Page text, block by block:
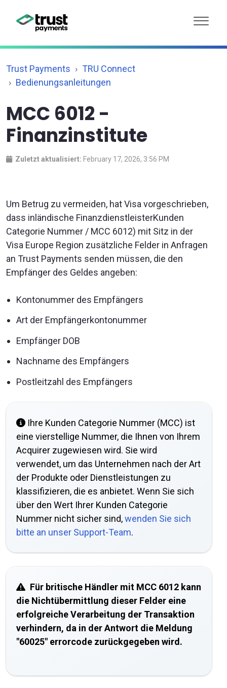
Trust Payments
TRU Connect
Bedienungsanleitungen
MCC 6012 -
Finanzinstitute
Zuletzt aktualisiert: February 17, 2026, 3:56 PM
Um Betrug zu vermeiden, hat Visa vorgeschrieben,
dass inländische FinanzdienstleisterKunden
Categorie Nummer / MCC 6012) mit Sitz in der
Visa Europe Region zusätzliche Felder in Anfragen
an Trust Payments senden müssen, die den
Empfänger des Geldes angeben:
Kontonummer des Empfängers
Art der Empfängerkontonummer
Empfänger DOB
Nachname des Empfängers
Postleitzahl des Empfängers
Ihre Kunden Categorie Nummer (MCC) ist
eine vierstellige Nummer, die Ihnen von Ihrem
Acquirer zugewiesen wird. Sie wird
verwendet, um das Unternehmen nach der Art
der Produkte oder Dienstleistungen zu
klassifizieren, die es anbietet. Wenn Sie sich
über den Wert Ihrer Kunden Categorie
Nummer nicht sicher sind,wenden Sie sich
bitte an unser Support-Team.
Für britische Händler mit MCC 6012 kann
die Nichtübermittlung dieser Felder eine
erfolgreiche Verarbeitung der Transaktion
verhindern, da in der Antwort die Meldung
"60025" errorcode zurückgegeben wird.